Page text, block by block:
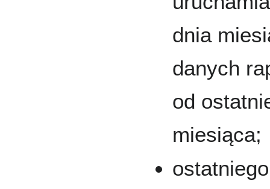
dnia
danych
od
miesiąca;